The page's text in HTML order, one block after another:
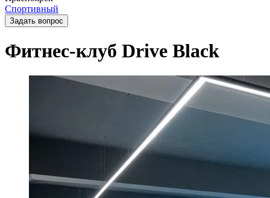
Спортивный
Задать вопрос
Фитнес-клуб Drive Black